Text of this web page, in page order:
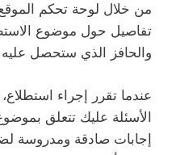
من خلال لوحة تحكم
تفاصيل حول موضوع
والحافز الذي ستحصل عليه
عندما تقرر إجراء
الأسئلة عليك تتعلق
إجابات صادقة ومدروسة